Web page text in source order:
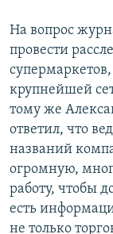
На вопрос
провести
крупнейшей
тому же
ответил, что
названий
огромную,
работу, чтобы
есть
не только